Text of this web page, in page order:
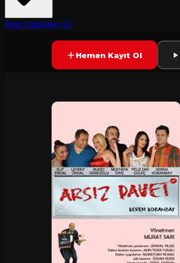
Giriş YapKayıt OlSONA ERDI
Hemen Kayıt Ol